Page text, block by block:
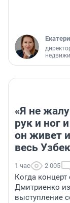
«Я не
рук и ног
он живет
весь
1 час 2 005
Когда
Дмитриенко
выступление